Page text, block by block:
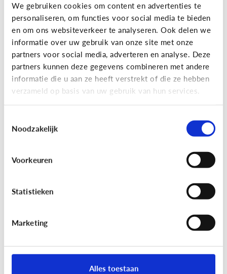
We gebruiken cookies om content en advertenties te
personaliseren, om functies voor social media te bieden
en om ons websiteverkeer te analyseren. Ook delen we
informatie over uw gebruik van onze site met onze
partners voor social media, adverteren en analyse. Deze
partners kunnen deze gegevens combineren met andere
informatie die u aan ze heeft verstrekt of die ze hebben
verzameld op basis van uw gebruik van hun services.
Noodzakelijk
Voorkeuren
Statistieken
Marketing
Alles toestaan
Wat is Fall Guys?
Gaming
[Video] Gamet mijn kind teveel?